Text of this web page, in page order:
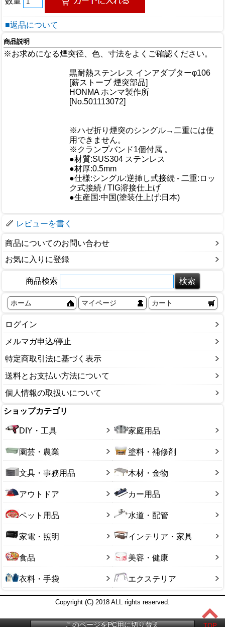
■返品について
商品説明
※お求めになる煙突径、色、寸法をよくご確認ください。
黒耐熱ステンレス インアダプターφ106
[薪ストーブ 煙突部品]
HONMA ホンマ製作所
[No.501113072]
※ハゼ折り煙突のシングル→二重には使
用できません。
※クランプバンド1個付属 。
●材質:SUS304 ステンレス
●材厚:0.5mm
●仕様:シングル:逆挿し式接続 - 二重:ロッ
ク式接続 / TIG溶接仕上げ
●生産国:中国(塗装仕上げ:日本)
レビューを書く
商品についてのお問い合わせ
お気に入りに登録
商品検索
ホーム マイページ カート
ログイン
メルマガ申込/停止
特定商取引法に基づく表示
送料とお支払い方法について
個人情報の取扱いについて
ショップカテゴリ
DIY・工具 家庭用品
園芸・農業 塗料・補修剤
文具・事務用品 木材・金物
アウトドア カー用品
ペット用品 水道・配管
家電・照明 インテリア・家具
食品 美容・健康
衣料・手袋 エクステリア
Copyright (C) 2018 ALL rights reserved.
このページをPC用に切り替え